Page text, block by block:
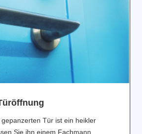
Tür ist ein heikler
Sie ihn einem Fachmann